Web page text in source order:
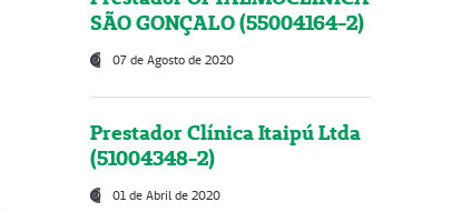
SÃO GONÇALO (55004164-2)
07 de Agosto de 2020
Prestador Clínica Itaipú Ltda
(51004348-2)
01 de Abril de 2020